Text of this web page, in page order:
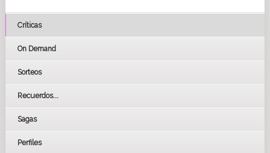
Críticas
On Demand
Sorteos
Recuerdos...
Sagas
Perfiles